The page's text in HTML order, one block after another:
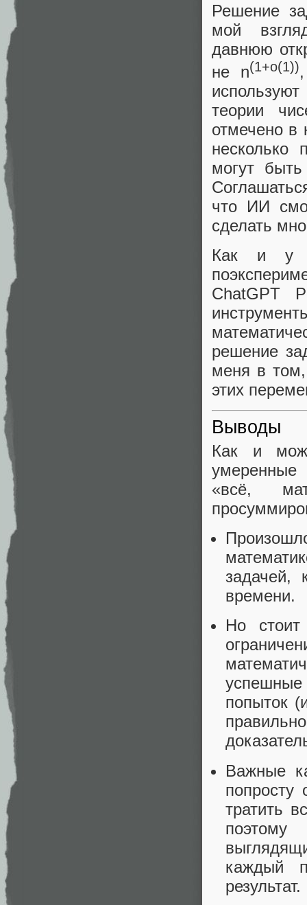
Решение
мой
давнюю
не n(1+o(1))
теории
отмечено в
несколько
могут
что ИИ
сделать
Как и у
ChatGPT
решение
меня в том,
этих
Выводы
Как и
умеренные
«всё,
задачей,
времени.
Но
успешные
попыток
Важные
тратить
поэтому
каждый
результат.